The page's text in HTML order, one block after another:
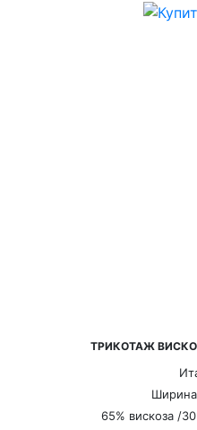
ТРИКОТАЖ
Ширина:
65% вискоза /